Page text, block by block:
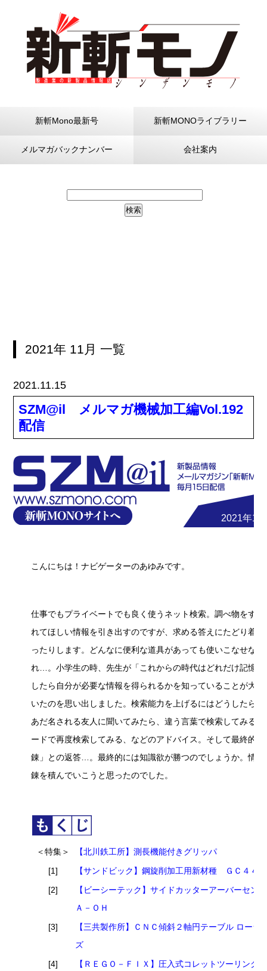
新斬Mono最新号 新斬MONOライブラリー
メルマガバックナンバー 会社案内
2021年 11月 一覧
2021.11.15
SZM@il メルマガ機械加工編Vol.192
配信
2021年11
こんにちは！ナビゲーターのあゆみです。
仕事でもプライベートでも良く使うネット検索。調べ物をす
れてほしい情報を引き出すのですが、求める答えにたどり着
ったりします。どんなに便利な道具があっても使いこなせな
れ…。小学生の時、先生が「これからの時代はどれだけ記憶
したら自分が必要な情報を得られるかを知っていることが大
いたのを思い出しました。検索能力を上げるにはどうしたら
あだ名される友人に聞いてみたら、違う言葉で検索してみる
ードで再度検索してみる、などのアドバイス。そして最終的
錬」との返答…。最終的には知識欲が勝つのでしょうか。情
錬を積んでいこうと思ったのでした。
＜特集＞
【北川鉄工所】測長機能付きグリッパ
[1]
【サンドビック】鋼旋削加工用新材種 ＧＣ４４
[2]
【ビーシーテック】サイドカッターアーバーセ
Ａ－ＯＨ
[3]
【三共製作所】ＣＮＣ傾斜２軸円テーブル ローラ
ズ
[4]
【ＲＥＧＯ－ＦＩＸ】圧入式コレットツーリン